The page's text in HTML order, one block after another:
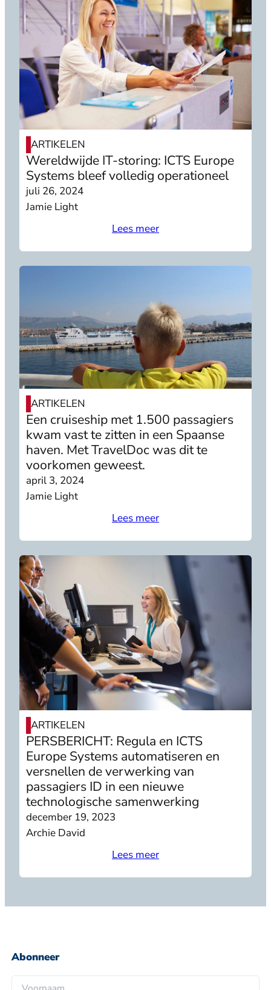
ARTIKELEN
Wereldwijde IT-storing: ICTS Europe
Systems bleef volledig operationeel
juli 26, 2024
Jamie Light
Lees meer
ARTIKELEN
Een cruiseship met 1.500 passagiers
kwam vast te zitten in een Spaanse
haven. Met TravelDoc was dit te
voorkomen geweest.
april 3, 2024
Jamie Light
Lees meer
ARTIKELEN
PERSBERICHT: Regula en ICTS
Europe Systems automatiseren en
versnellen de verwerking van
passagiers ID in een nieuwe
technologische samenwerking
december 19, 2023
Archie David
Lees meer
Abonneer